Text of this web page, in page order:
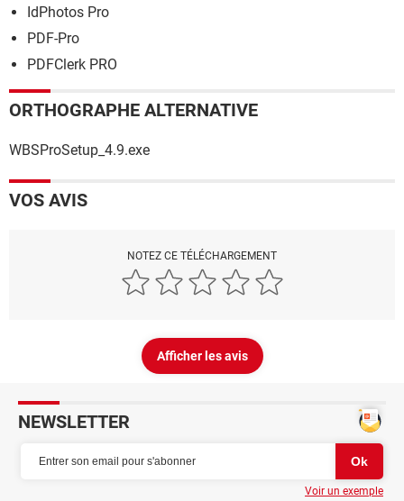
IdPhotos Pro
PDF-Pro
PDFClerk PRO
ORTHOGRAPHE ALTERNATIVE
WBSProSetup_4.9.exe
VOS AVIS
NOTEZ CE TÉLÉCHARGEMENT
Afficher les avis
NEWSLETTER
Voir un exemple